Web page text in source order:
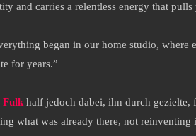
and carries a relentless energy that
began in our home studio,
for years.”
Fulkhalf jedoch dabei, ihn durch gezielte,
what was already there, not reinventing